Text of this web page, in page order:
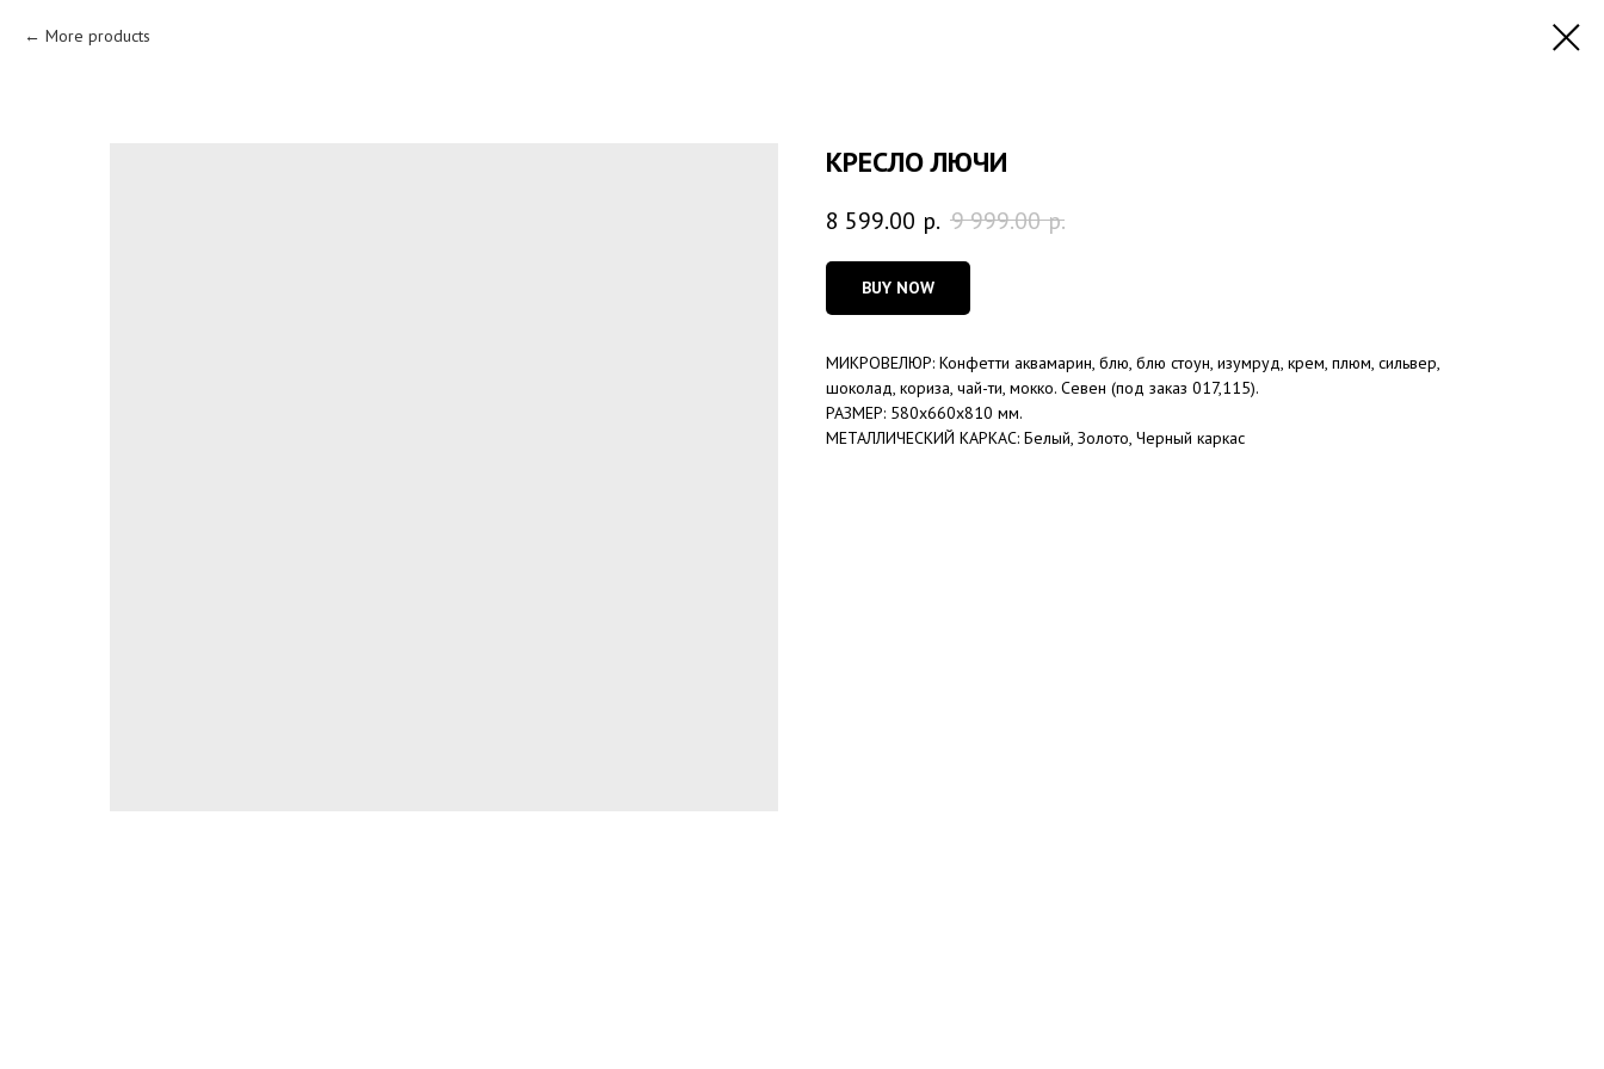
More products
КРЕСЛО ЛЮЧИ
8 599.00 р. 9 999.00 р.
BUY NOW
МИКРОВЕЛЮР: Конфетти аквамарин, блю, блю стоун, изумруд, крем, плюм, сильвер,
шоколад, кориза, чай-ти, мокко. Севен (под заказ 017,115).
РАЗМЕР: 580х660х810 мм.
МЕТАЛЛИЧЕСКИЙ КАРКАС: Белый, Золото, Черный каркас